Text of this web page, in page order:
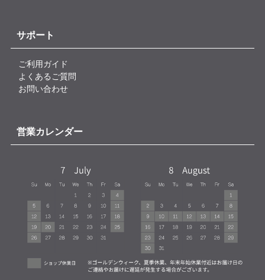
サポート
ご利用ガイド
よくあるご質問
お問い合わせ
営業カレンダー